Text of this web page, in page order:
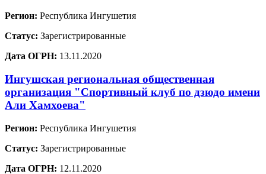
Регион: Республика Ингушетия
Статус: Зарегистрированные
Дата ОГРН: 13.11.2020
Ингушская региональная общественная
организация "Спортивный клуб по дзюдо имени
Али Хамхоева"
Регион: Республика Ингушетия
Статус: Зарегистрированные
Дата ОГРН: 12.11.2020